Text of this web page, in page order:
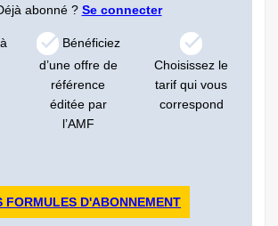
abonné ? Se connecter
Bénéficiez
d’une offre de
référence
éditée par
l’AMF
Choisissez le
tarif qui vous
correspond
FORMULES D'ABONNEMENT